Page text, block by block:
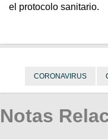
el protocolo sanitario.
CORONAVIRUS
Notas